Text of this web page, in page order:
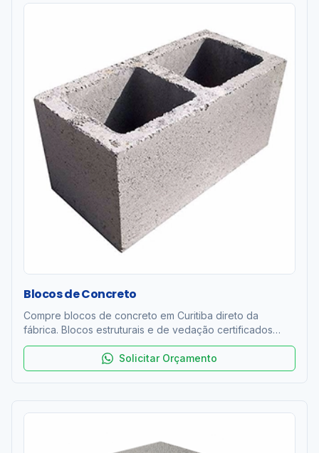
Blocos de Concreto
Compre blocos de concreto em Curitiba direto da
fábrica. Blocos estruturais e de vedação certificados
ABNT NBR 6136. Resistência 4 a 12 MPa. Entrega rápida
na RMC. Orçamento grátis!Solicitar Orçamento